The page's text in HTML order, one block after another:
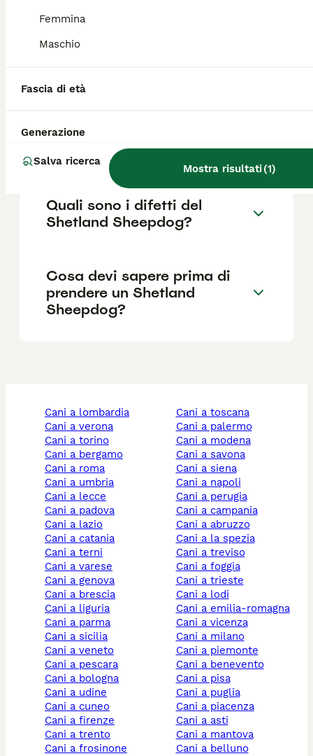
Femmina
Maschio
Fascia di età
Generazione
Salva ricerca
Mostra risultati(1)
reputazione dell'allevatore e la posizione.
Shetland Sheepdog?
Qual è il carattere del
Shetland Sheepdog?
Quali sono i difetti del
Shetland Sheepdog?
Cosa devi sapere prima di
prendere un Shetland
Sheepdog?
cani a lombardia
cani a verona
cani a torino
cani a bergamo
cani a roma
cani a umbria
cani a lecce
cani a padova
cani a lazio
cani a catania
cani a terni
cani a varese
cani a genova
cani a brescia
cani a liguria
cani a parma
cani a sicilia
cani a veneto
cani a pescara
cani a bologna
cani a udine
cani a cuneo
cani a firenze
cani a trento
cani a frosinone
cani a toscana
cani a palermo
cani a modena
cani a savona
cani a siena
cani a napoli
cani a perugia
cani a campania
cani a abruzzo
cani a la spezia
cani a treviso
cani a foggia
cani a trieste
cani a lodi
cani a emilia-romagna
cani a vicenza
cani a milano
cani a piemonte
cani a benevento
cani a pisa
cani a puglia
cani a piacenza
cani a asti
cani a mantova
cani a belluno